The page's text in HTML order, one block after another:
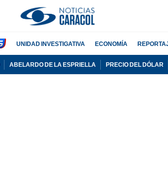
UNIDAD INVESTIGATIVA ECONOMÍA
ABELARDO DE LA ESPRIELLA PRECIO DEL DÓLAR